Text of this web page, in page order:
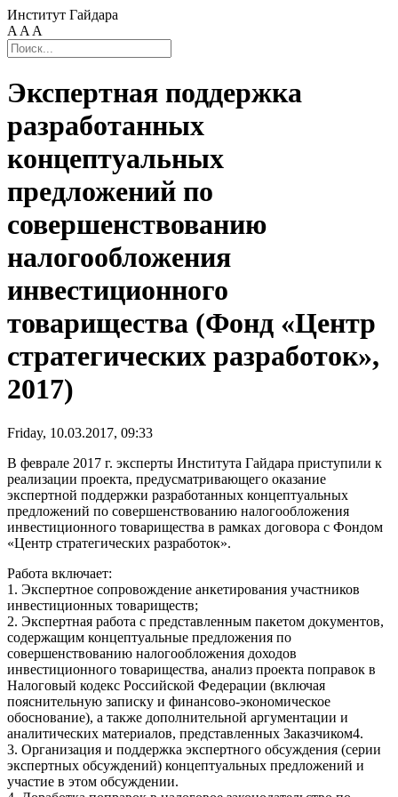
Институт Гайдара
A A A
Экспертная поддержка
разработанных
концептуальных
предложений по
совершенствованию
налогообложения
инвестиционного
товарищества (Фонд «Центр
стратегических разработок»,
2017)
Friday, 10.03.2017, 09:33
В феврале 2017 г. эксперты Института Гайдара приступили к
реализации проекта, предусматривающего оказание
экспертной поддержки разработанных концептуальных
предложений по совершенствованию налогообложения
инвестиционного товарищества в рамках договора с Фондом
«Центр стратегических разработок».
Работа включает:
1. Экспертное сопровождение анкетирования участников
инвестиционных товариществ;
2. Экспертная работа с представленным пакетом документов,
содержащим концептуальные предложения по
совершенствованию налогообложения доходов
инвестиционного товарищества, анализ проекта поправок в
Налоговый кодекс Российской Федерации (включая
пояснительную записку и финансово-экономическое
обоснование), а также дополнительной аргументации и
аналитических материалов, представленных Заказчиком4.
3. Организация и поддержка экспертного обсуждения (серии
экспертных обсуждений) концептуальных предложений и
участие в этом обсуждении.